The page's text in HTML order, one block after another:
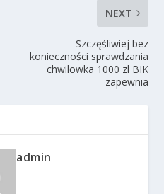
NEXT
Szczęśliwiej bez
konieczności sprawdzania
chwilowka 1000 zl BIK
zapewnia
admin